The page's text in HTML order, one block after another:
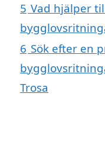
5 Vad hjälper
6 Sök efter en
Trosa